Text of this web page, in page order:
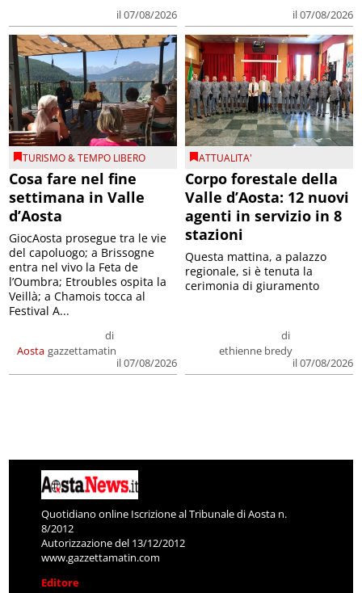
il 07/08/2026 il 07/08/2026
TURISMO & TEMPO LIBERO
Cosa fare nel fine
settimana in Valle
d’Aosta
Aosta
di
gazzettamatin
il 07/08/2026
GiocAosta prosegue tra le vie
del capoluogo; a Brissogne
entra nel vivo la Feta de
l’Oumbra; Etroubles ospita la
Veillà; a Chamois tocca al
Festival A...
ATTUALITA'
Corpo forestale della
Valle d’Aosta: 12 nuovi
agenti in servizio in 8
stazioni
di
ethienne bredy
il 07/08/2026
Questa mattina, a palazzo
regionale, si è tenuta la
cerimonia di giuramento
Quotidiano online Iscrizione al Tribunale di Aosta n.
8/2012
Autorizzazione del 13/12/2012
www.gazzettamatin.com
Editore